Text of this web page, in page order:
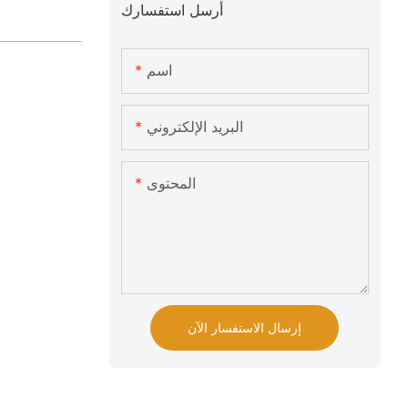
أرسل استفسارك
اسم
البريد الإلكتروني
المحتوى
إرسال الاستفسار الآن